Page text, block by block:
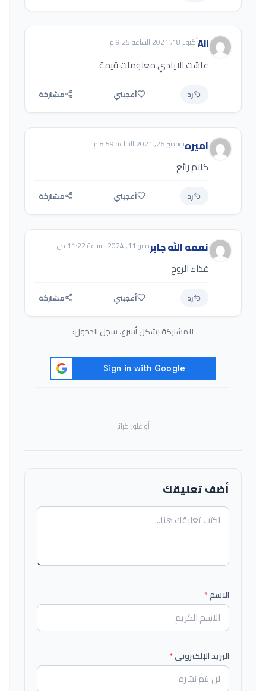
Aliأكتوبر 18, 2021 الساعة 9:25 م
عاشت الايادي معلومات قيمة
رد أعجبني مشاركة
اميرهنوفمبر 26, 2021 الساعة 8:59 م
كلام رائع
رد أعجبني مشاركة
نعمه الله جابرمايو 11, 2024 الساعة 11:22 ص
غذاء الروح
رد أعجبني مشاركة
للمشاركة بشكل أسرع، سجل الدخول:
أو علق كزائر
أضف تعليقك
الاسم*
البريد الإلكتروني*